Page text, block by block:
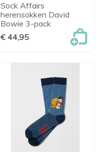
Sock Affairs
herensokken David
Bowie 3-pack
€ 44,95